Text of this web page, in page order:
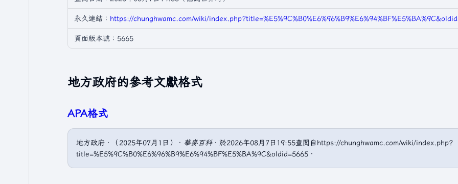
永久連結： https://chunghwamc.com/wiki/
頁面版本號：5665
地方政府的參考文獻格式
APA格式
地方政府．（2025年07月1日）． 華麥百科．於2026年08月7日19:55查閲自https://chunghwamc.com/wiki/index.php?
title=%E5%9C%B0%E6%96%B9%E6%94%BF%E5%BA%9C&oldid=5665．